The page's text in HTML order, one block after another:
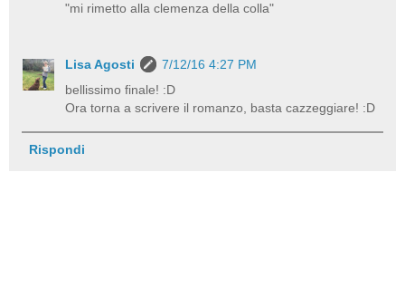
"mi rimetto alla clemenza della colla"
Lisa Agosti
7/12/16 4:27 PM
bellissimo finale! :D
Ora torna a scrivere il romanzo, basta cazzeggiare! :D
Rispondi